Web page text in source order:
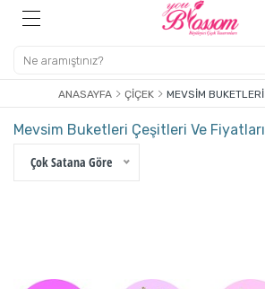
ANASAYFA ÇIÇEK MEVSIM BUKETLERI
Mevsim Buketleri Çeşitleri Ve Fiyatları
Çok Satana Göre